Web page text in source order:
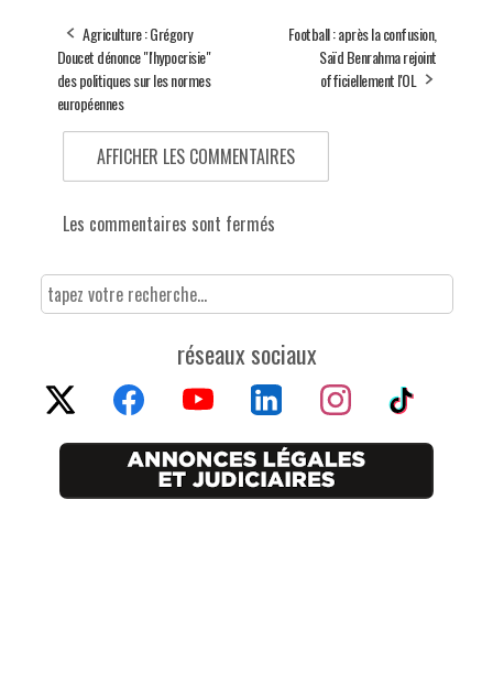
Agriculture : Grégory
Doucet dénonce "l'hypocrisie"
des politiques sur les normes
européennes
Football : après la confusion,
Saïd Benrahma rejoint
officiellement l'OL
AFFICHER LES COMMENTAIRES
Les commentaires sont fermés
réseaux sociaux